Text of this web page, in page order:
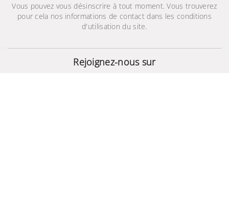
199,000 TND
Vous pouvez vous désinscrire à tout moment. Vous trouverez
pour cela nos informations de contact dans les conditions
d'utilisation du site.
Rejoignez-nous sur